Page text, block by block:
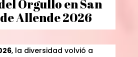
Orgullo en San
Allende 2026
, la diversidad volvió a